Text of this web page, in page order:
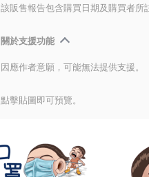
該販售報告包含購買日期及購買者所
關於支援功能
因應作者意願，可能無法提供支援。
點擊貼圖即可預覽。